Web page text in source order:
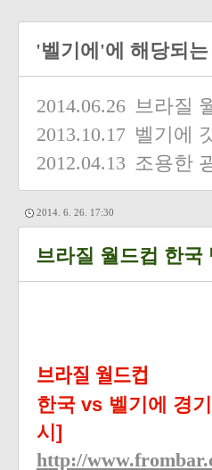
'벨기에'에 해당되는
2014.06.26 브라질
2013.10.17 벨기에
2012.04.13 조용한
2014. 6. 26. 17:30
브라질 월드컵 한국
브라질 월드컵
한국 vs 벨기에 경
시]
http://